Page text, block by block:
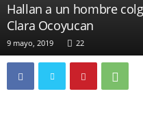
Hallan a un hombre
Clara Ocoyucan
9 mayo, 2019 22